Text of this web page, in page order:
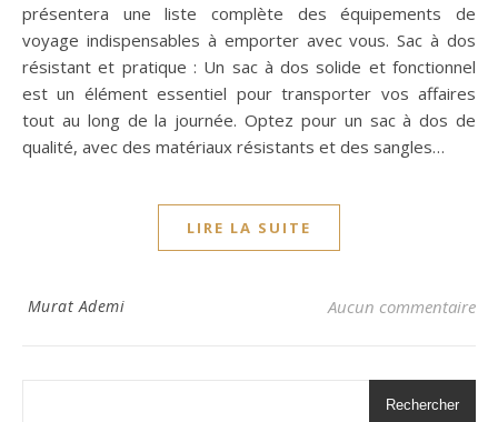
présentera une liste complète des équipements de
voyage indispensables à emporter avec vous. Sac à dos
résistant et pratique : Un sac à dos solide et fonctionnel
est un élément essentiel pour transporter vos affaires
tout au long de la journée. Optez pour un sac à dos de
qualité, avec des matériaux résistants et des sangles…
LIRE LA SUITE
Murat Ademi Aucun commentaire
Rechercher